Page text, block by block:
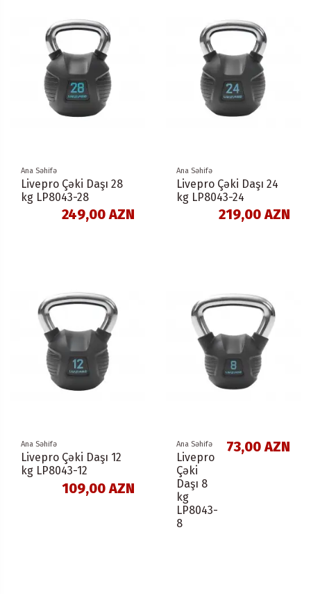
Ana Səhifə
Livepro Çəki Daşı 28
kg LP8043-28
249,00 AZN
Ana Səhifə
Livepro Çəki Daşı 24
kg LP8043-24
219,00 AZN
Ana Səhifə
Livepro Çəki Daşı 12
kg LP8043-12
109,00 AZN
Ana Səhifə
Livepro
Çəki
Daşı 8
kg
LP8043-
8
73,00 AZN